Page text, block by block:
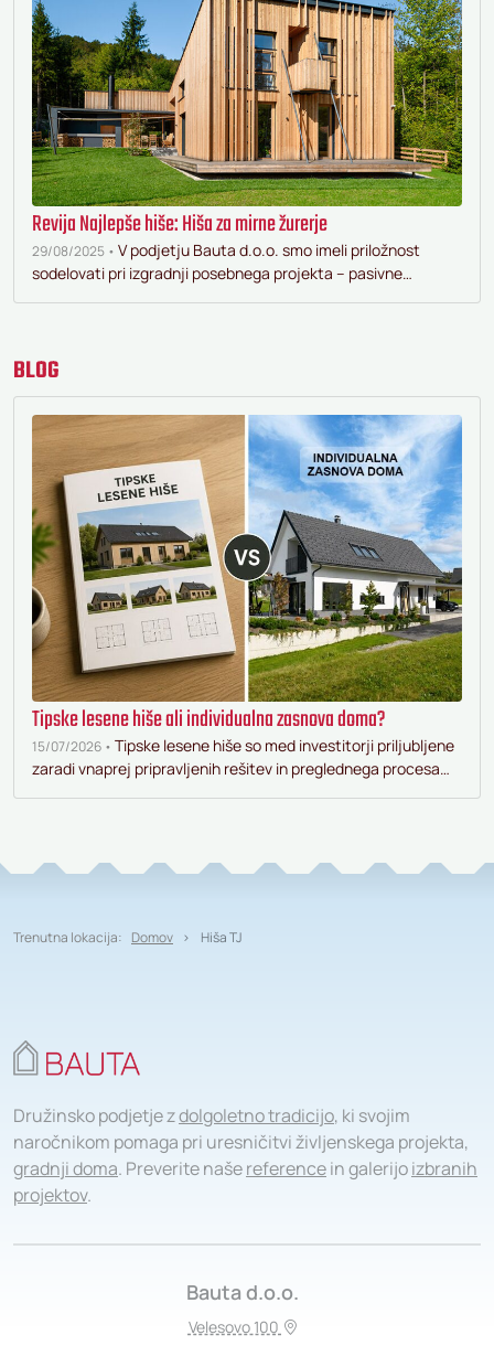
Revija Najlepše hiše: Hiša za mirne žurerje
29/08/2025 • V podjetju Bauta d.o.o. smo imeli priložnost
sodelovati pri izgradnji posebnega projekta – pasivne…
BLOG
Tipske lesene hiše ali individualna zasnova doma?
15/07/2026 • Tipske lesene hiše so med investitorji priljubljene
zaradi vnaprej pripravljenih rešitev in preglednega procesa…
Trenutna lokacija: Domov Hiša TJ
Družinsko podjetje zdolgoletno tradicijo, ki svojim
naročnikom pomaga pri uresničitvi življenskega projekta,
gradnji doma. Preverite našereferencein galerijoizbranih
projektov.
Bauta d.o.o.
Velesovo 100